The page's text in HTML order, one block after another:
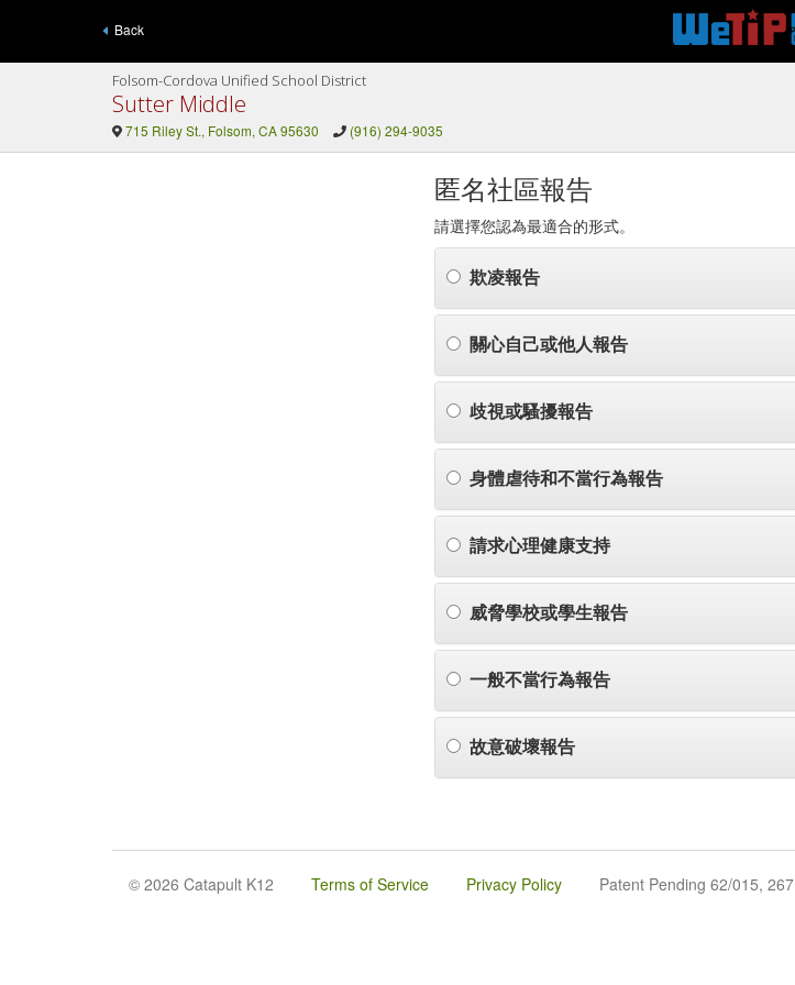
Back
Folsom-Cordova Unified School District
Sutter Middle
715 Riley St., Folsom, CA 95630 (916) 294-9035
匿名社區報告
請選擇您認為最適合的形式。
欺凌報告
關心自己或他人報告
歧視或騷擾報告
身體虐待和不當行為報告
請求心理健康支持
威脅學校或學生報告
一般不當行為報告
故意破壞報告
© 2026 Catapult K12 Terms of Service Privacy Policy Patent Pending 62/015, 267